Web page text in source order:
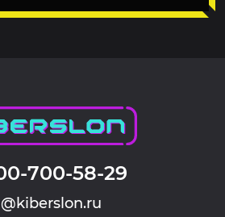
700-58-29